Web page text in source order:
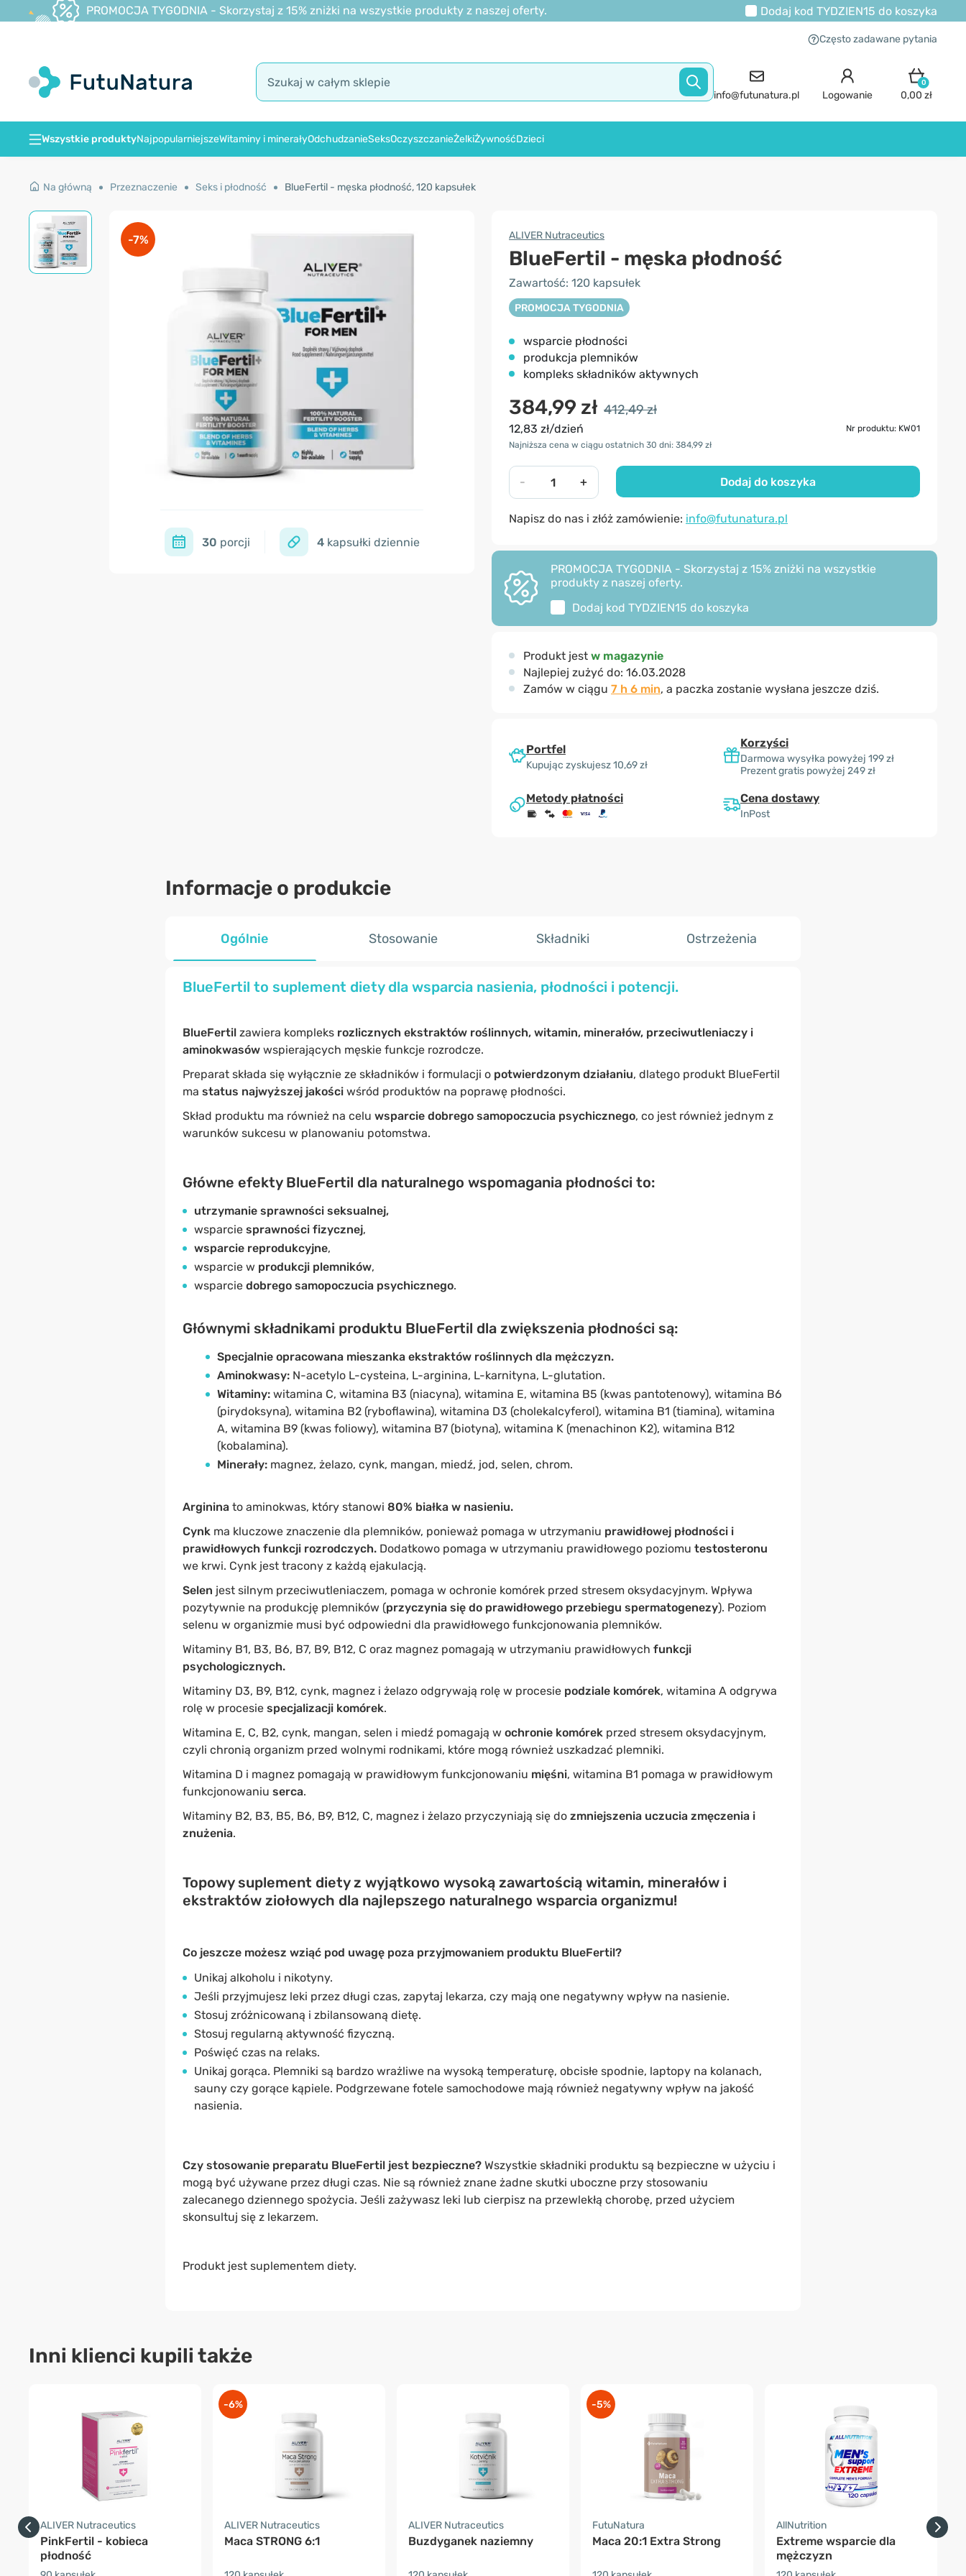
PROMOCJA TYGODNIA - Skorzystaj z 15% zniżki na wszystkie produkty z naszej oferty. Dodaj kod TYDZIEN15 do koszyka
Często zadawane pytania
info@futunatura.pl Logowanie
0
0,00 zł
Wszystkie produktyNajpopularniejszeWitaminy i minerałyOdchudzanieSeksOczyszczanieŻelkiŻywnośćDzieci
Na główną Przeznaczenie Seks i płodność BlueFertil - męska płodność, 120 kapsułek
-7%
30 porcji 4kapsułki dziennie
ALIVER Nutraceutics
BlueFertil - męska płodność
Zawartość: 120 kapsułek
PROMOCJA TYGODNIA
wsparcie płodności
produkcja plemników
kompleks składników aktywnych
384,99 zł 412,49 zł
12,83 zł/dzień
Nr produktu: KW01
Najniższa cena w ciągu ostatnich 30 dni: 384,99 zł
- + Dodaj do koszyka
Napisz do nas i złóż zamówienie: info@futunatura.pl
PROMOCJA TYGODNIA - Skorzystaj z 15% zniżki na wszystkie
produkty z naszej oferty.
Dodaj kod TYDZIEN15 do koszyka
Produkt jest w magazynie
Najlepiej zużyć do: 16.03.2028
Zamów w ciągu 7 h 6 min, a paczka zostanie wysłana jeszcze dziś.
Portfel
Kupując zyskujesz 10,69 zł
Korzyści
Darmowa wysyłka powyżej 199 zł
Prezent gratis powyżej 249 zł
Metody płatności Cena dostawy
InPost
Informacje o produkcie
Ogólnie Stosowanie Składniki Ostrzeżenia
BlueFertil to suplement diety dla wsparcia nasienia, płodności i potencji.
BlueFertilzawiera kompleks rozlicznych ekstraktów roślinnych, witamin, minerałów, przeciwutleniaczy i
aminokwasówwspierających męskie funkcje rozrodcze.
Preparat składa się wyłącznie ze składników i formulacji o potwierdzonym działaniu, dlatego produkt BlueFertil
ma status najwyższej jakościwśród produktów na poprawę płodności.
Skład produktu ma również na celu wsparcie dobrego samopoczucia psychicznego, co jest również jednym z
warunków sukcesu w planowaniu potomstwa.
Główne efekty BlueFertil dla naturalnego wspomagania płodności to:
utrzymanie sprawności seksualnej,
wsparcie sprawności fizycznej,
wsparcie reprodukcyjne,
wsparcie w produkcji plemników,
wsparcie dobrego samopoczucia psychicznego.
Głównymi składnikami produktu BlueFertil dla zwiększenia płodności są:
Specjalnie opracowana mieszanka ekstraktów roślinnych dla mężczyzn.
Aminokwasy: N-acetylo L-cysteina, L-arginina, L-karnityna, L-glutation.
Witaminy: witamina C, witamina B3 (niacyna), witamina E, witamina B5 (kwas pantotenowy), witamina B6
(pirydoksyna), witamina B2 (ryboflawina), witamina D3 (cholekalcyferol), witamina B1 (tiamina), witamina
A, witamina B9 (kwas foliowy), witamina B7 (biotyna), witamina K (menachinon K2), witamina B12
(kobalamina).
Minerały: magnez, żelazo, cynk, mangan, miedź, jod, selen, chrom.
Arginina to aminokwas, który stanowi 80% białka w nasieniu.
Cynkma kluczowe znaczenie dla plemników, ponieważ pomaga w utrzymaniu prawidłowej płodności i
prawidłowych funkcji rozrodczych.Dodatkowo pomaga w utrzymaniu prawidłowego poziomu testosteronu
we krwi. Cynk jest tracony z każdą ejakulacją.
Selen jest silnym przeciwutleniaczem, pomaga w ochronie komórek przed stresem oksydacyjnym. Wpływa
pozytywnie na produkcję plemników (przyczynia się do prawidłowego przebiegu spermatogenezy). Poziom
selenu w organizmie musi być odpowiedni dla prawidłowego funkcjonowania plemników.
Witaminy B1, B3, B6, B7, B9, B12, C oraz magnez pomagają w utrzymaniu prawidłowych funkcji
psychologicznych.
Witaminy D3, B9, B12, cynk, magnez i żelazo odgrywają rolę w procesie podziale komórek, witamina A odgrywa
rolę w procesie specjalizacji komórek.
Witamina E, C, B2, cynk, mangan, selen i miedź pomagają w ochronie komórekprzed stresem oksydacyjnym,
czyli chronią organizm przed wolnymi rodnikami, które mogą również uszkadzać plemniki.
Witamina D i magnez pomagają w prawidłowym funkcjonowaniu mięśni, witamina B1 pomaga w prawidłowym
funkcjonowaniu serca.
Witaminy B2, B3, B5, B6, B9, B12, C, magnez i żelazo przyczyniają się do zmniejszenia uczucia zmęczenia i
znużenia.
Topowy suplement diety z wyjątkowo wysoką zawartością witamin, minerałów i
ekstraktów ziołowych dla najlepszego naturalnego wsparcia organizmu!
Co jeszcze możesz wziąć pod uwagę poza przyjmowaniem produktu BlueFertil?
Unikaj alkoholu i nikotyny.
Jeśli przyjmujesz leki przez długi czas, zapytaj lekarza, czy mają one negatywny wpływ na nasienie.
Stosuj zróżnicowaną i zbilansowaną dietę.
Stosuj regularną aktywność fizyczną.
Poświęć czas na relaks.
Unikaj gorąca. Plemniki są bardzo wrażliwe na wysoką temperaturę, obcisłe spodnie, laptopy na kolanach,
sauny czy gorące kąpiele. Podgrzewane fotele samochodowe mają również negatywny wpływ na jakość
nasienia.
Czy stosowanie preparatu BlueFertil jest bezpieczne? Wszystkie składniki produktu są bezpieczne w użyciu i
mogą być używane przez długi czas. Nie są również znane żadne skutki uboczne przy stosowaniu
zalecanego dziennego spożycia. Jeśli zażywasz leki lub cierpisz na przewlekłą chorobę, przed użyciem
skonsultuj się z lekarzem.
Produkt jest suplementem diety.
Inni klienci kupili także
ALIVER Nutraceutics
PinkFertil - kobieca
płodność
-6%
ALIVER Nutraceutics
Maca STRONG 6:1
ALIVER Nutraceutics
Buzdyganek naziemny
-5%
FutuNatura
Maca 20:1 Extra Strong
AllNutrition
Extreme wsparcie dla
mężczyzn